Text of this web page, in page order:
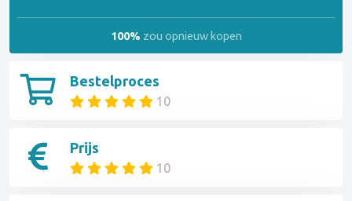
Bestelproces
10
Prijs
10
100% zou opnieuw kopen